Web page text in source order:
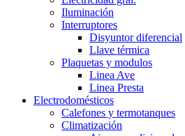
Iluminación
Interruptores
Disyuntor diferencial
Llave térmica
Plaquetas y modulos
Linea Ave
Linea Presta
Electrodomésticos
Calefones y termotanques
Climatización